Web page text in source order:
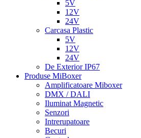
5V
12V
24V
Carcasa Plastic
5V
12V
24V
De Exterior IP67
Produse MiBoxer
Amplificatoare Miboxer
DMX / DALI
Iluminat Magnetic
Senzori
Intrerupatoare
Becuri